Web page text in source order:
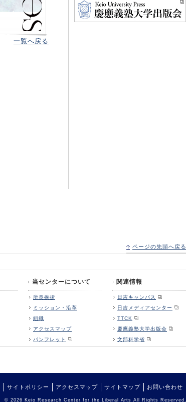
一覧へ戻る
ページの先頭へ戻る
当センターについて
所長挨拶
ミッション・沿革
組織
アクセスマップ
パンフレット
関連情報
日吉キャンパス
日吉メディアセンター
TTCK
慶應義塾大学出版会
文部科学省
サイトポリシー アクセスマップ サイトマップ お問い合わせ
© 2026 Keio Research Center for the Liberal Arts All Rights Reserved.